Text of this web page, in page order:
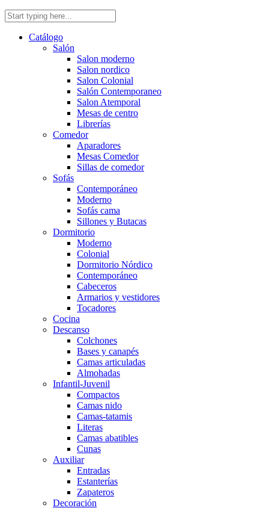
Catálogo
Salón
Salon moderno
Salon nordico
Salon Colonial
Salón Contemporaneo
Salon Atemporal
Mesas de centro
Librerías
Comedor
Aparadores
Mesas Comedor
Sillas de comedor
Sofás
Contemporáneo
Moderno
Sofás cama
Sillones y Butacas
Dormitorio
Moderno
Colonial
Dormitorio Nórdico
Contemporáneo
Cabeceros
Armarios y vestidores
Tocadores
Cocina
Descanso
Colchones
Bases y canapés
Camas articuladas
Almohadas
Infantil-Juvenil
Compactos
Camas nido
Camas-tatamis
Literas
Camas abatibles
Cunas
Auxiliar
Entradas
Estanterías
Zapateros
Decoración